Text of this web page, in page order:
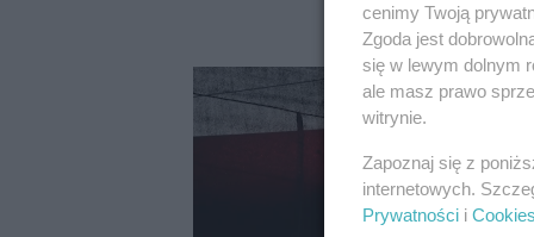
cenimy Twoją
Zgoda jest
się w lewym dolnym
ale masz prawo
witrynie.
Zapoznaj się z
internetowych.
Prywatności i Cookies